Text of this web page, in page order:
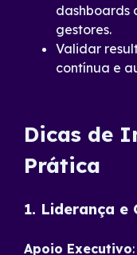
dashboards
gestores.
Validar
contínua e
Dicas de
Prática
1. Liderança e
Apoio Executivo